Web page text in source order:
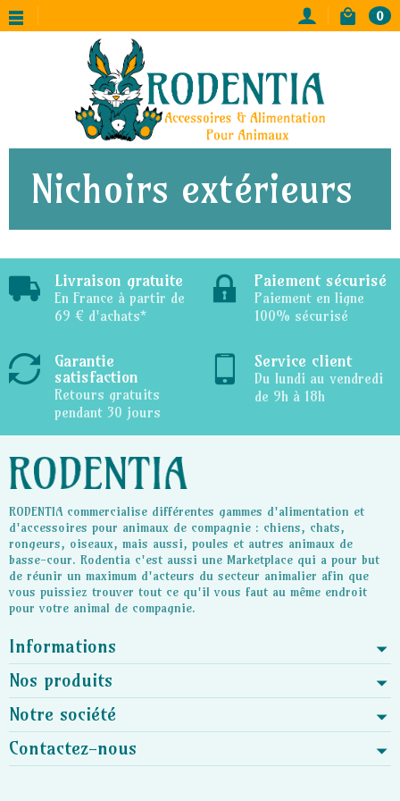
0
Nichoirs extérieurs
Livraison gratuite
En France à partir de
69 € d'achats*
Paiement sécurisé
Paiement en ligne
100% sécurisé
Garantie
satisfaction
Retours gratuits
pendant 30 jours
Service client
Du lundi au vendredi
de 9h à 18h
RODENTIA commercialise différentes gammes d'alimentation et
d'accessoires pour animaux de compagnie : chiens, chats,
rongeurs, oiseaux, mais aussi, poules et autres animaux de
basse-cour. Rodentia c'est aussi une Marketplace qui a pour but
de réunir un maximum d'acteurs du secteur animalier afin que
vous puissiez trouver tout ce qu'il vous faut au même endroit
pour votre animal de compagnie.
Informations
Nos produits
Notre société
Contactez-nous